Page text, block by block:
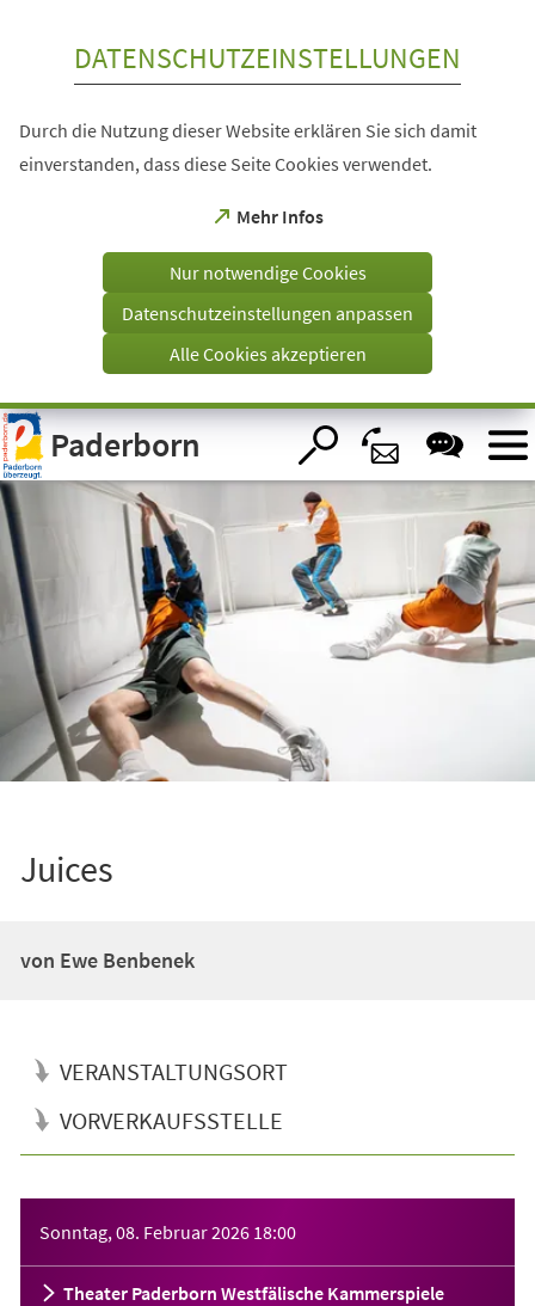
Visuelle
Assistenzsoftware
öffnen.
DATENSCHUTZEINSTELLUNGEN
Durch die Nutzung dieser Website erklären Sie sich damit
einverstanden, dass diese Seite Cookies verwendet.
Mehr Infos
(Öffnet
einem
Tab)
Nur notwendige Cookies
Datenschutzeinstellungen anpassen
Alle Cookies akzeptieren
Paderborn
Juices
von Ewe Benbenek
VERANSTALTUNGSORT
VORVERKAUFSSTELLE
Sonntag, 08. Februar 2026 18:00
Theater Paderborn Westfälische Kammerspiele